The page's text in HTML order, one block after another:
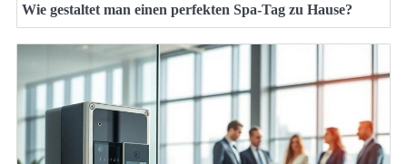
Wie gestaltet man einen perfekten Spa-Tag zu Hause?